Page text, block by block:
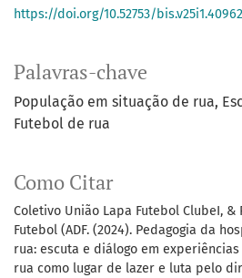
Palavras-chave
População em situação de rua
Futebol de rua
Como Citar
Coletivo União Lapa Futebol ClubeI, &
Futebol (ADF. (2024). Pedagogia da
rua: escuta e diálogo em
rua como lugar de lazer e luta pelo
https://doi.org/10.52753/bis.v25i1.40962